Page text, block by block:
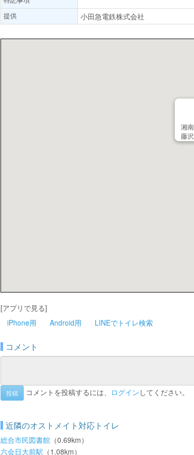
提供
小田急電鉄株式会社
湘
藤
[アプリで見る]
iPhone用
Android用 LINEでトイレ検索
コメント
投稿 コメントを投稿するには、 ログイン してください。
近隣のオストメイト対応トイレ
総合市民図書館（0.69km）
六会日大前駅 （1.08km）